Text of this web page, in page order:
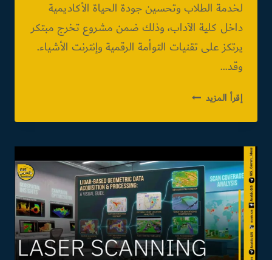
لخدمة الطلاب وتحسين جودة الحياة الأكاديمية
داخل كلية الآداب، وذلك ضمن مشروع تخرج مبتكر
يرتكز على تقنيات التوأمة الرقمية وإنترنت الأشياء.
وقد…
إقرأ المزيد من
الداخلية
الذكي:
مشروع
تخرج
«جيوماتكس
القاهرة»2026